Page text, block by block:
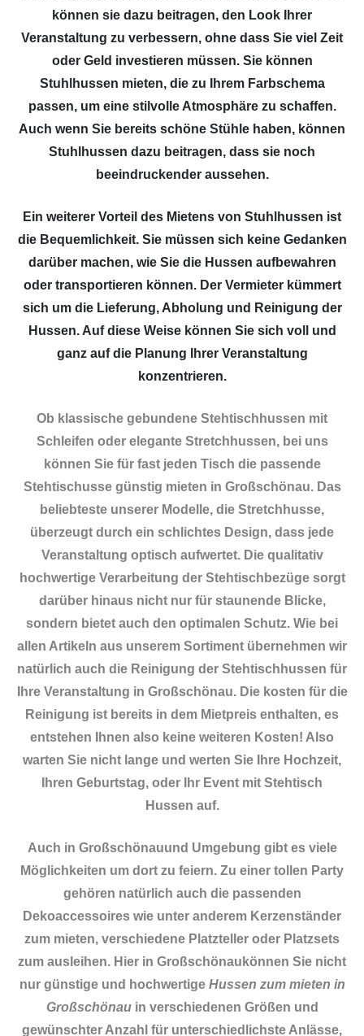
können sie dazu beitragen, den Look Ihrer
Veranstaltung zu verbessern, ohne dass Sie viel Zeit
oder Geld investieren müssen. Sie können
Stuhlhussen mieten, die zu Ihrem Farbschema
passen, um eine stilvolle Atmosphäre zu schaffen.
Auch wenn Sie bereits schöne Stühle haben, können
Stuhlhussen dazu beitragen, dass sie noch
beeindruckender aussehen.
Ein weiterer Vorteil des Mietens von Stuhlhussen ist
die Bequemlichkeit. Sie müssen sich keine Gedanken
darüber machen, wie Sie die Hussen aufbewahren
oder transportieren können. Der Vermieter kümmert
sich um die Lieferung, Abholung und Reinigung der
Hussen. Auf diese Weise können Sie sich voll und
ganz auf die Planung Ihrer Veranstaltung
konzentrieren.
Ob klassische gebundene Stehtischhussen mit
Schleifen oder elegante Stretchhussen, bei uns
können Sie für fast jeden Tisch die passende
Stehtischusse günstig mieten in Großschönau. Das
beliebteste unserer Modelle, die Stretchhusse,
überzeugt durch ein schlichtes Design, dass jede
Veranstaltung optisch aufwertet. Die qualitativ
hochwertige Verarbeitung der Stehtischbezüge sorgt
darüber hinaus nicht nur für staunende Blicke,
sondern bietet auch den optimalen Schutz. Wie bei
allen Artikeln aus unserem Sortiment übernehmen wir
natürlich auch die Reinigung der Stehtischhussen für
Ihre Veranstaltung in Großschönau. Die kosten für die
Reinigung ist bereits in dem Mietpreis enthalten, es
entstehen Ihnen also keine weiteren Kosten! Also
warten Sie nicht lange und werten Sie Ihre Hochzeit,
Ihren Geburtstag, oder Ihr Event mit Stehtisch
Hussen auf.
Auch in Großschönauund Umgebung gibt es viele
Möglichkeiten um dort zu feiern. Zu einer tollen Party
gehören natürlich auch die passenden
Dekoaccessoires wie unter anderem Kerzenständer
zum mieten, verschiedene Platzteller oder Platzsets
zum ausleihen. Hier in Großschönaukönnen Sie nicht
nur günstige und hochwertige Hussen zum mieten in
Großschönauin verschiedenen Größen und
gewünschter Anzahl für unterschiedlichste Anlässe,